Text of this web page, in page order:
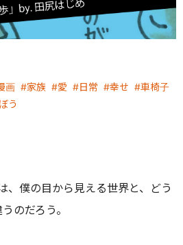
画 #家族 #愛 #日常 #幸せ #車椅子
う
、僕の目から見える世界と、どう
のだろう。